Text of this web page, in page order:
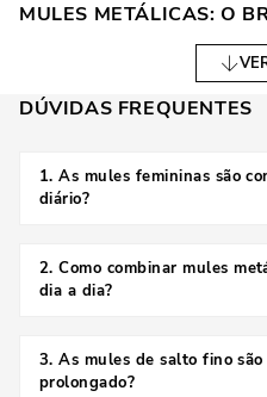
MULES METÁLICAS: O
TRANSFORMA O LOOK
Se você busca algo ousado e que
são a escolha perfeita. Elas trazem
VERSATILIDADE E
O interessante das mules
facilmente entre ambientes.
como prata, dourado, rosé, e até
verde metálico, permitindo uma
DÚVIDAS FREQUENTES
1.As mules femininas são
diário?
especialmente os modelos
médio.
2.Como combinar mules
dia a dia?
mais simples, como calças
monocromáticos. Elas dão
3.As mules de salto fino
prolongado?